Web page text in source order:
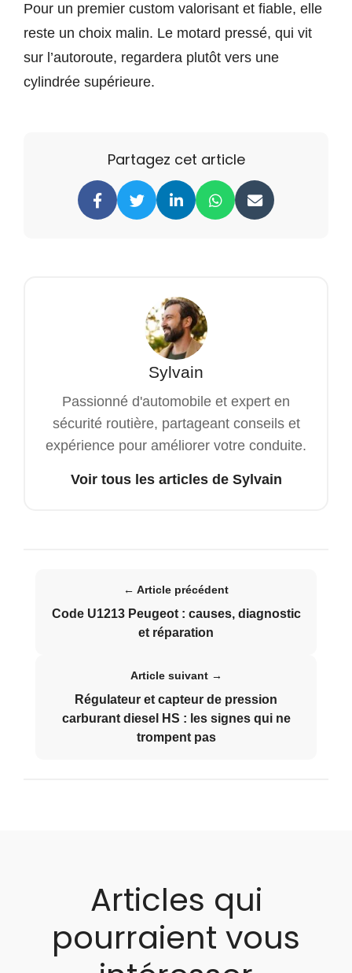
Pour un premier custom valorisant et fiable, elle
reste un choix malin. Le motard pressé, qui vit
sur l’autoroute, regardera plutôt vers une
cylindrée supérieure.
Partagez cet article
Sylvain
Passionné d'automobile et expert en
sécurité routière, partageant conseils et
expérience pour améliorer votre conduite.
Voir tous les articles de Sylvain
← Article précédent
Code U1213 Peugeot : causes, diagnostic
et réparation
Article suivant →
Régulateur et capteur de pression
carburant diesel HS : les signes qui ne
trompent pas
Articles qui
pourraient vous